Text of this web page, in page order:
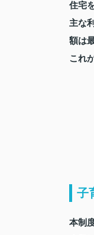
住宅
主な
額は
これ
子
本制